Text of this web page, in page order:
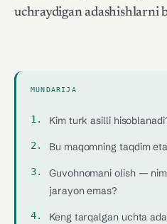
uchraydigan adashishlarni
MUNDARIJA
Kim turk asilli
Bu maqomning taqdim
Guvohnomani olish —
jarayon emas?
Keng tarqalgan uchta